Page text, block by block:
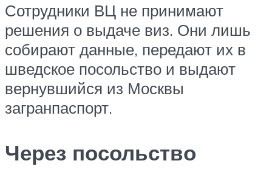
Сотрудники ВЦ не принимают
решения о выдаче виз. Они лишь
собирают данные, передают их в
шведское посольство и выдают
вернувшийся из Москвы
загранпаспорт.
Через посольство